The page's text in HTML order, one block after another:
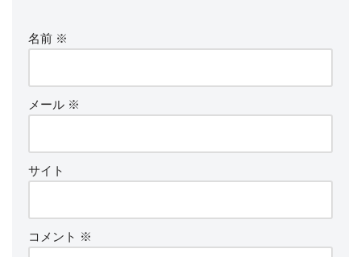
名前 ※
メール ※
サイト
コメント ※